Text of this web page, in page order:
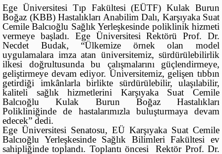
Ege Üniversitesi Tıp Fakültesi (EÜTF) Kulak Burun
Boğaz (KBB) Hastalıkları Anabilim Dalı, Karşıyaka Suat
Cemile Balcıoğlu Sağlık Yerleşkesinde poliklinik hizmeti
vermeye başladı. Ege Üniversitesi Rektörü Prof. Dr.
Necdet Budak, “Ülkemize örnek olan model
uygulamalara imza atan üniversitemiz, sürdürülebilirlik
ilkesi doğrultusunda bu çalışmalarını güçlendirmeye,
geliştirmeye devam ediyor. Üniversitemiz, gelişen tıbbın
getirdiği imkânlarla birlikte sürdürülebilir, ulaşılabilir,
kaliteli sağlık hizmetlerini Karşıyaka Suat Cemile
Balcıoğlu Kulak Burun Boğaz Hastalıkları
Polikliniğinde de hastalarımızla buluşturmaya devam
edecek” dedi.
Ege Üniversitesi Senatosu, EÜ Karşıyaka Suat Cemile
Balcıoğlu Yerleşkesinde Sağlık Bilimleri Fakültesi ev
sahipliğinde toplandı. Toplantı öncesi Rektör Prof. Dr.